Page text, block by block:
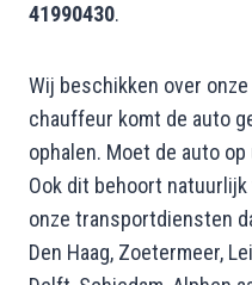
41990430.
Wij beschikken over
chauffeur komt de auto
ophalen. Moet de auto
Ook dit behoort
onze transportdiensten
Den Haag, Zoetermeer,